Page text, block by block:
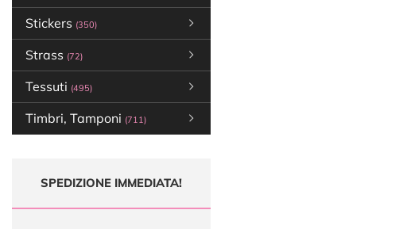
Stickers (350)
Strass (72)
Tessuti (495)
Timbri, Tamponi (711)
SPEDIZIONE IMMEDIATA!